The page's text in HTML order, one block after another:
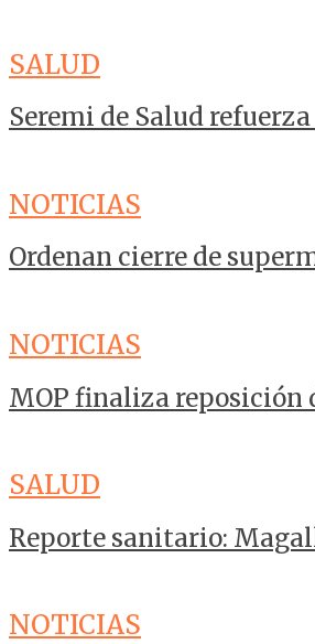
SALUD
Seremi de Salud
NOTICIAS
Ordenan cierre de
NOTICIAS
MOP finaliza reposición
SALUD
Reporte sanitario:
NOTICIAS